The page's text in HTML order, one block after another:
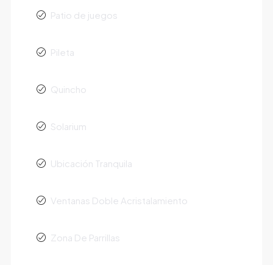
Patio de juegos
Pileta
Quincho
Solarium
Ubicación Tranquila
Ventanas Doble Acristalamiento
Zona De Parrillas